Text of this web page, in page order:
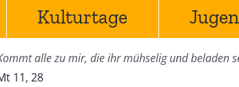
Kulturtage
alle zu mir, die ihr mühselig und beladen
11, 28